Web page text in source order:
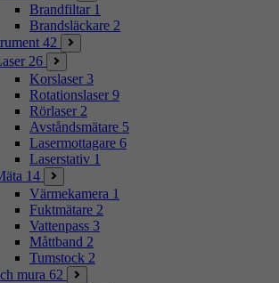
Brandfiltar 1
Brandsläckare 2
42
26
Korslaser 3
Rotationslaser 9
Rörlaser 2
Avståndsmätare 5
Lasermottagare 6
Laserstativ 1
14
Värmekamera 1
Fuktmätare 2
Vattenpass 3
Måttband 2
Tumstock 2
mura 62